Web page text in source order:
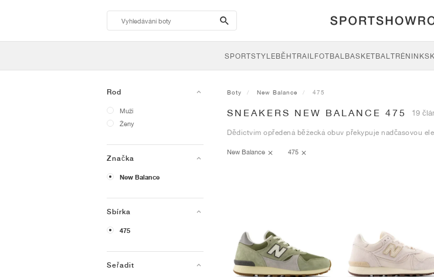
search-
btn
SPORTSTYLEBĚHTRAILFOTBALBASKETBALTRÉNINK
Rod
Muži
Ženy
Značka
New Balance
Sbírka
475
Seřadit
Boty New Balance 475
SNEAKERS NEW BALANCE 475 19
Dědictvím opředená běžecká obuv překypuje nadčasovou
New Balance 475